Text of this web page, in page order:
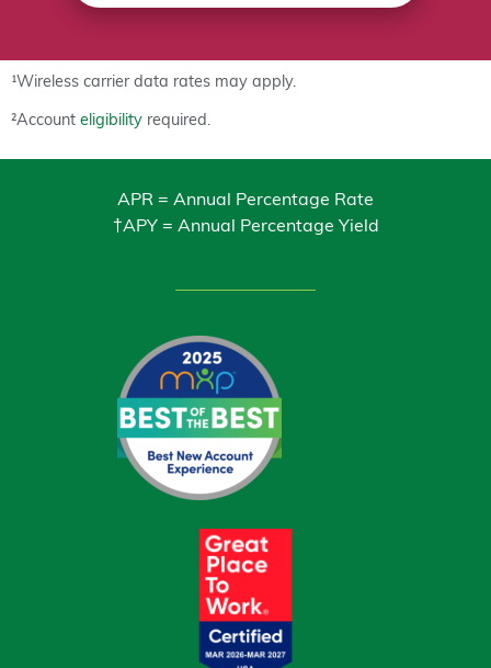
¹Wireless carrier data rates may apply.
²Account eligibility required.
APR = Annual Percentage Rate
†APY = Annual Percentage Yield